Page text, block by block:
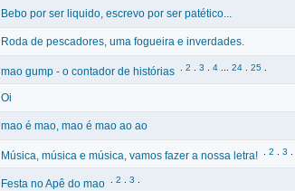
Bebo por ser liquido, escrevo por ser patético...
Roda de pescadores, uma fogueira e inverdades.
mao gump - o contador de histórias 2 3 4 24 25
Oi
mao é mao, mao é mao ao ao
Música, música e música, vamos fazer a nossa letra! 2 3
Festa no Apê do mao 2 3